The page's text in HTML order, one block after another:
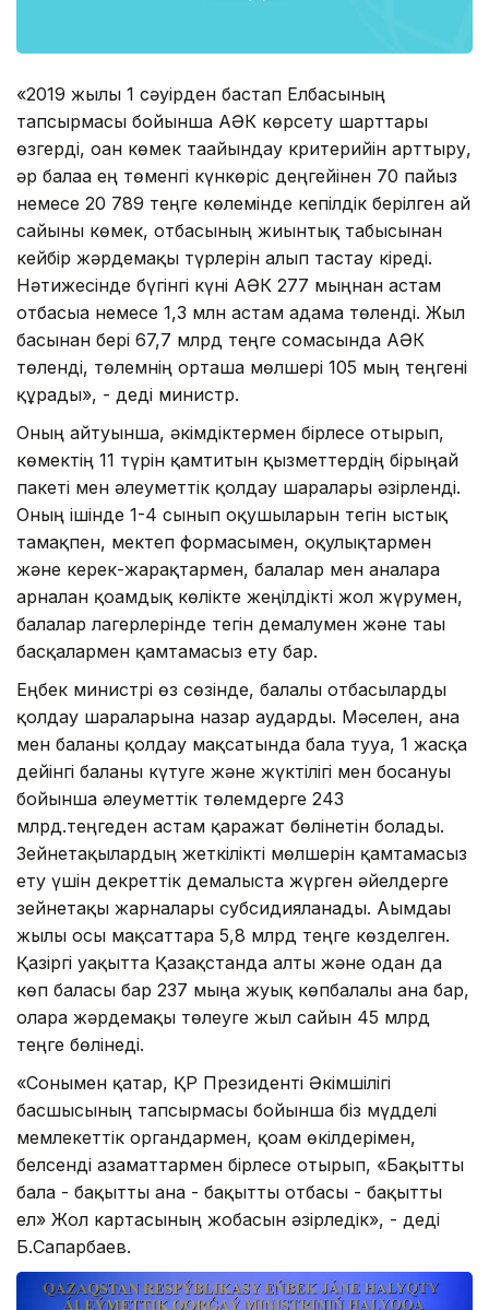
«2019 жылғы 1 сәуірден бастап Елбасының
тапсырмасы бойынша АӘК көрсету шарттары
өзгерді, оған көмек тағайындау критерийін арттыру,
әр балаға ең төменгі күнкөріс деңгейінен 70 пайыз
немесе 20 789 теңге көлемінде кепілдік берілген ай
сайынғы көмек, отбасының жиынтық табысынан
кейбір жәрдемақы түрлерін алып тастау кіреді.
Нәтижесінде бүгінгі күні АӘК 277 мыңнан астам
отбасыға немесе 1,3 млн астам адамға төленді. Жыл
басынан бері 67,7 млрд теңге сомасында АӘК
төленді, төлемнің орташа мөлшері 105 мың теңгені
құрады», - деді министр.
Оның айтуынша, әкімдіктермен бірлесе отырып,
көмектің 11 түрін қамтитын қызметтердің бірыңғай
пакеті мен әлеуметтік қолдау шаралары әзірленді.
Оның ішінде 1-4 сынып оқушыларын тегін ыстық
тамақпен, мектеп формасымен, оқулықтармен
және керек-жарақтармен, балалар мен аналарға
арналған қоғамдық көлікте жеңілдікті жол жүрумен,
балалар лагерлерінде тегін демалумен және тағы
басқалармен қамтамасыз ету бар.
Еңбек министрі өз сөзінде, балалы отбасыларды
қолдау шараларына назар аударды. Мәселен, ана
мен баланы қолдау мақсатында бала тууға, 1 жасқа
дейінгі баланы күтуге және жүктілігі мен босануы
бойынша әлеуметтік төлемдерге 243
млрд.теңгеден астам қаражат бөлінетін болады.
Зейнетақылардың жеткілікті мөлшерін қамтамасыз
ету үшін декреттік демалыста жүрген әйелдерге
зейнетақы жарналары субсидияланады. Ағымдағы
жылы осы мақсаттарға 5,8 млрд теңге көзделген.
Қазіргі уақытта Қазақстанда алты және одан да
көп баласы бар 237 мыңға жуық көпбалалы ана бар,
оларға жәрдемақы төлеуге жыл сайын 45 млрд
теңге бөлінеді.
«Сонымен қатар, ҚР Президенті Әкімшілігі
басшысының тапсырмасы бойынша біз мүдделі
мемлекеттік органдармен, қоғам өкілдерімен,
белсенді азаматтармен бірлесе отырып, «Бақытты
бала - бақытты ана - бақытты отбасы - бақытты
ел» Жол картасының жобасын әзірледік», - деді
Б.Сапарбаев.